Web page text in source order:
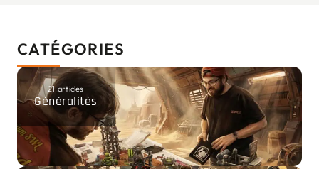
CATÉGORIES
21 articles
Généralités